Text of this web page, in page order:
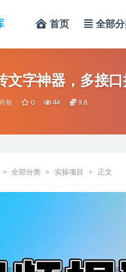
首页 全部
文字神器，多接
前 0 44 9.8
全部分类 实操项目 正文